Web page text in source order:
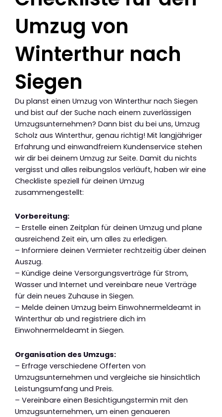
Umzug von
Winterthur nach
Siegen
Du planst einen Umzug von Winterthur nach Siegen
und bist auf der Suche nach einem zuverlässigen
Umzugsunternehmen? Dann bist du bei uns, Umzug
Scholz aus Winterthur, genau richtig! Mit langjähriger
Erfahrung und einwandfreiem Kundenservice stehen
wir dir bei deinem Umzug zur Seite. Damit du nichts
vergisst und alles reibungslos verläuft, haben wir eine
Checkliste speziell für deinen Umzug
zusammengestellt:
Vorbereitung:
– Erstelle einen Zeitplan für deinen Umzug und plane
ausreichend Zeit ein, um alles zu erledigen.
– Informiere deinen Vermieter rechtzeitig über deinen
Auszug.
– Kündige deine Versorgungsverträge für Strom,
Wasser und Internet und vereinbare neue Verträge
für dein neues Zuhause in Siegen.
– Melde deinen Umzug beim Einwohnermeldeamt in
Winterthur ab und registriere dich im
Einwohnermeldeamt in Siegen.
Organisation des Umzugs:
– Erfrage verschiedene Offerten von
Umzugsunternehmen und vergleiche sie hinsichtlich
Leistungsumfang und Preis.
– Vereinbare einen Besichtigungstermin mit den
Umzugsunternehmen, um einen genaueren